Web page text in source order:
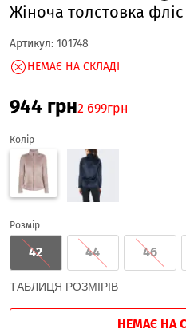
Жіноча толстовка
Артикул: 101748
НЕМАЄ НА СКЛАДІ
944 грн2 699грн
Колір
Розмір
42 44 46
ТАБЛИЦЯ РОЗМІРІВ
НЕМАЄ НА